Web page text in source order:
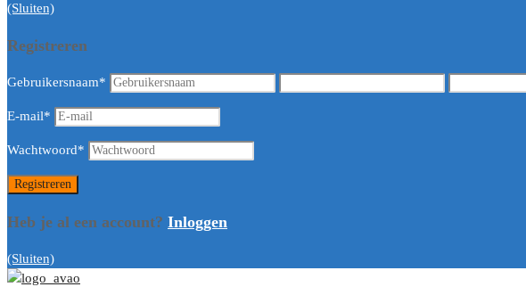
(Sluiten)
Registreren
Gebruikersnaam*
E-mail*
Wachtwoord*
Heb je al een account? Inloggen
(Sluiten)